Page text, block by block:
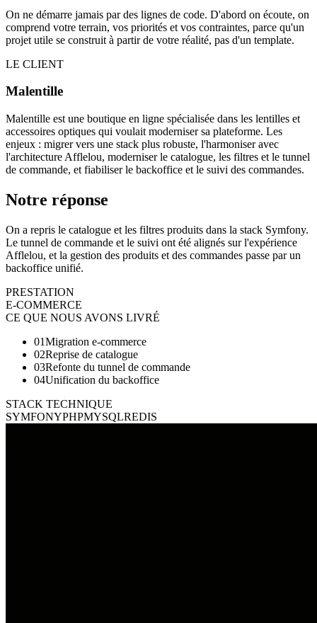
On ne démarre jamais par des lignes de code. D'abord on écoute, on
comprend votre terrain, vos priorités et vos contraintes, parce qu'un
projet utile se construit à partir de votre réalité, pas d'un template.
LE CLIENT
Malentille
Malentille est une boutique en ligne spécialisée dans les lentilles et
accessoires optiques qui voulait moderniser sa plateforme. Les
enjeux : migrer vers une stack plus robuste, l'harmoniser avec
l'architecture Afflelou, moderniser le catalogue, les filtres et le tunnel
de commande, et fiabiliser le backoffice et le suivi des commandes.
Notre réponse
On a repris le catalogue et les filtres produits dans la stack Symfony.
Le tunnel de commande et le suivi ont été alignés sur l'expérience
Afflelou, et la gestion des produits et des commandes passe par un
backoffice unifié.
PRESTATION
E-COMMERCE
CE QUE NOUS AVONS LIVRÉ
01Migration e-commerce
02Reprise de catalogue
03Refonte du tunnel de commande
04Unification du backoffice
STACK TECHNIQUE
SYMFONYPHPMYSQLREDIS